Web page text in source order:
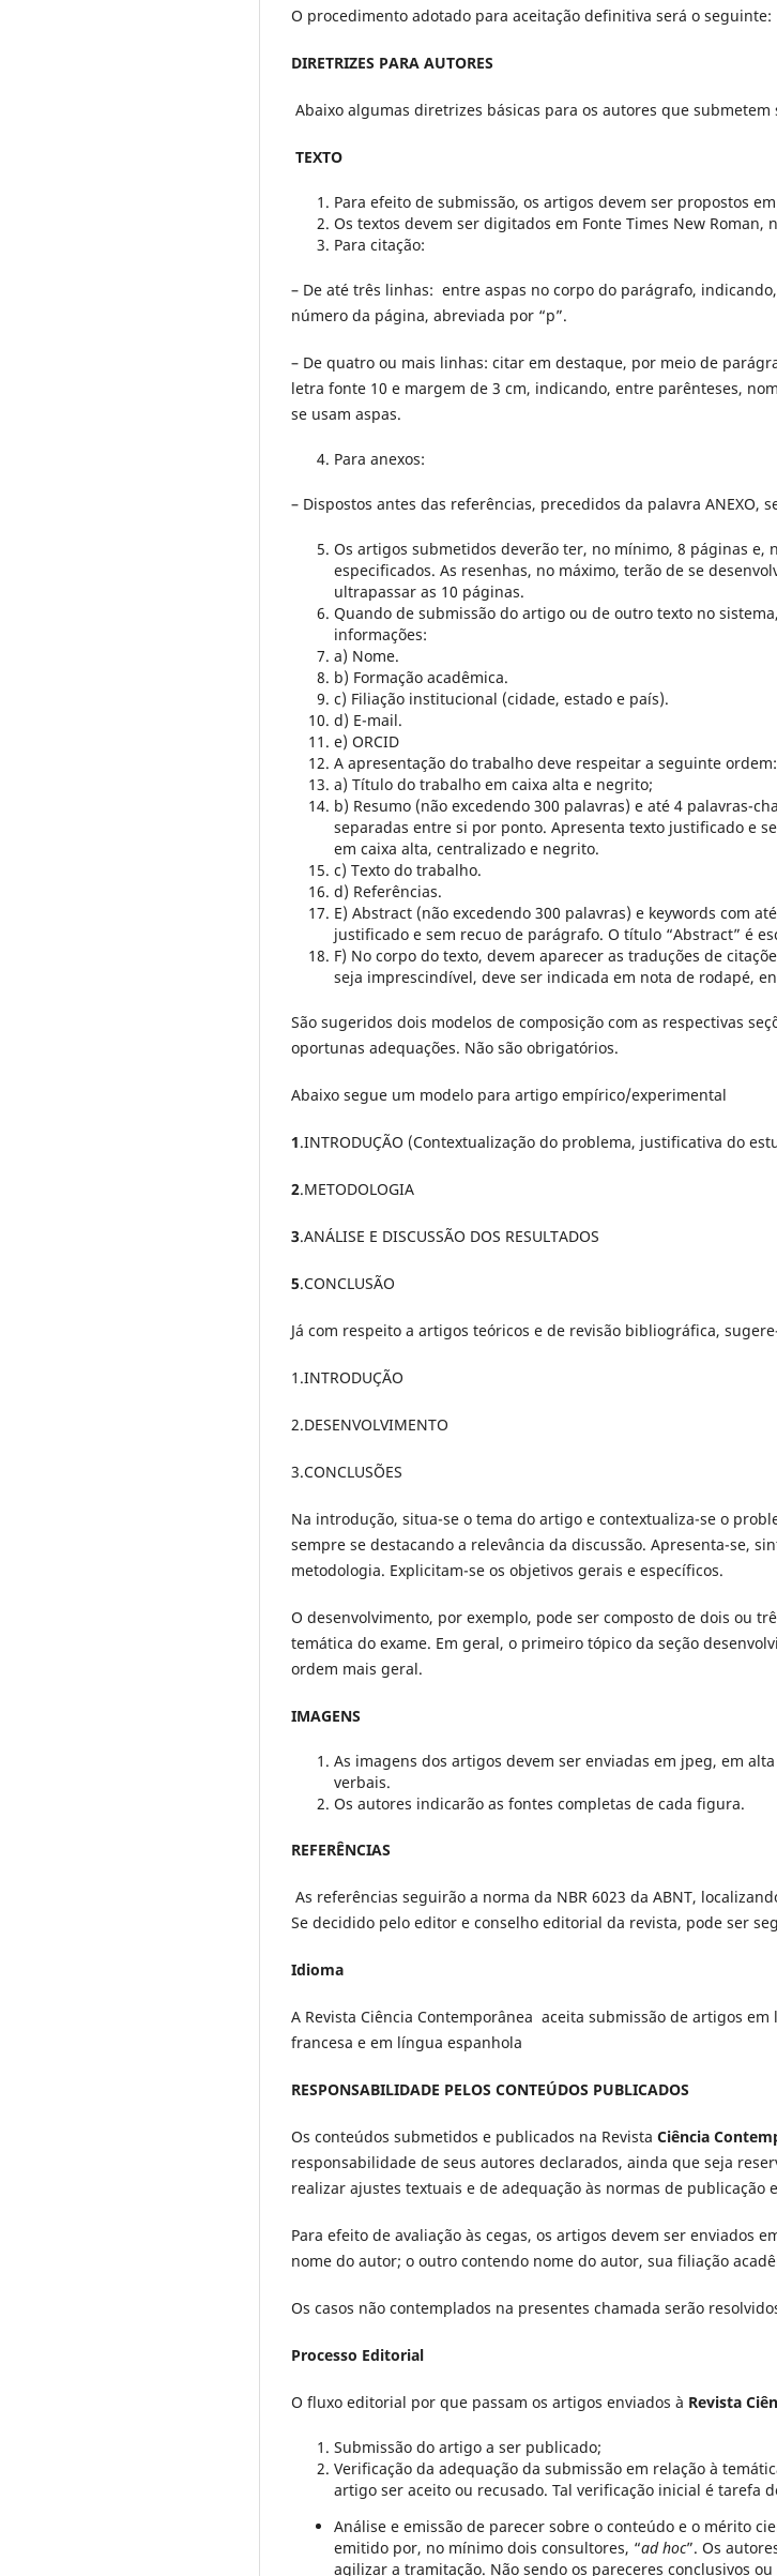
O procedimento adotado para aceitação definitiva será o seguinte:
DIRETRIZES PARA AUTORES
Abaixo algumas diretrizes básicas para os autores que submetem
TEXTO
Para efeito de submissão, os artigos devem ser propostos
Os textos devem ser digitados em Fonte Times New Roman,
Para citação:
– De até três linhas: entre aspas no corpo do parágrafo,
número da página, abreviada por “p”.
– De quatro ou mais linhas: citar em destaque, por meio de
letra fonte 10 e margem de 3 cm, indicando, entre parênteses,
se usam aspas.
Para anexos:
– Dispostos antes das referências, precedidos da palavra ANEXO,
Os artigos submetidos deverão ter, no mínimo, 8 páginas e,
especificados. As resenhas, no máximo, terão de se
ultrapassar as 10 páginas.
Quando de submissão do artigo ou de outro texto no
informações:
a) Nome.
b) Formação acadêmica.
c) Filiação institucional (cidade, estado e país).
d) E-mail.
e) ORCID
A apresentação do trabalho deve respeitar a seguinte ordem:
a) Título do trabalho em caixa alta e negrito;
b) Resumo (não excedendo 300 palavras) e até 4 palavras-
separadas entre si por ponto. Apresenta texto justificado e
em caixa alta, centralizado e negrito.
c) Texto do trabalho.
d) Referências.
E) Abstract (não excedendo 300 palavras) e keywords com
justificado e sem recuo de parágrafo. O título “Abstract” é
F) No corpo do texto, devem aparecer as traduções de
seja imprescindível, deve ser indicada em nota de rodapé,
São sugeridos dois modelos de composição com as respectivas
oportunas adequações. Não são obrigatórios.
Abaixo segue um modelo para artigo empírico/experimental
1.INTRODUÇÃO (Contextualização do problema, justificativa do
2.METODOLOGIA
3.ANÁLISE E DISCUSSÃO DOS RESULTADOS
5.CONCLUSÃO
Já com respeito a artigos teóricos e de revisão bibliográfica,
1.INTRODUÇÃO
2.DESENVOLVIMENTO
3.CONCLUSÕES
Na introdução, situa-se o tema do artigo e contextualiza-se o
sempre se destacando a relevância da discussão. Apresenta-se,
metodologia. Explicitam-se os objetivos gerais e específicos.
O desenvolvimento, por exemplo, pode ser composto de dois ou
temática do exame. Em geral, o primeiro tópico da seção
ordem mais geral.
IMAGENS
As imagens dos artigos devem ser enviadas em jpeg, em
verbais.
Os autores indicarão as fontes completas de cada figura.
REFERÊNCIAS
As referências seguirão a norma da NBR 6023 da ABNT,
Se decidido pelo editor e conselho editorial da revista, pode ser
Idioma
A Revista Ciência Contemporânea aceita submissão de artigos
francesa e em língua espanhola
RESPONSABILIDADE PELOS CONTEÚDOS PUBLICADOS
Os conteúdos submetidos e publicados na Revista Ciência
responsabilidade de seus autores declarados, ainda que seja
realizar ajustes textuais e de adequação às normas de publicação
Para efeito de avaliação às cegas, os artigos devem ser enviados
nome do autor; o outro contendo nome do autor, sua filiação
Os casos não contemplados na presentes chamada serão
Processo Editorial
O fluxo editorial por que passam os artigos enviados à Revista
Submissão do artigo a ser publicado;
Verificação da adequação da submissão em relação à
artigo ser aceito ou recusado. Tal verificação inicial é tarefa
Análise e emissão de parecer sobre o conteúdo e o mérito
emitido por, no mínimo dois consultores, “ad hoc”. Os
agilizar a tramitação. Não sendo os pareceres conclusivos